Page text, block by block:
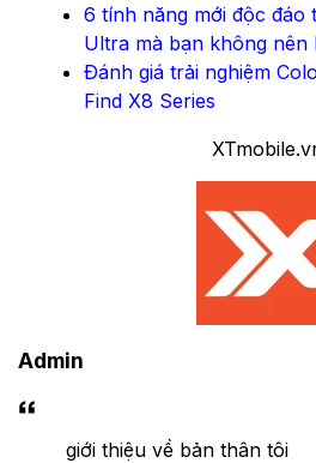
6 tính năng mới độc đáo
Ultra mà bạn không nên
Đánh giá trải nghiệm
Find X8 Series
Admin
giới thiệu về bản thân tôi